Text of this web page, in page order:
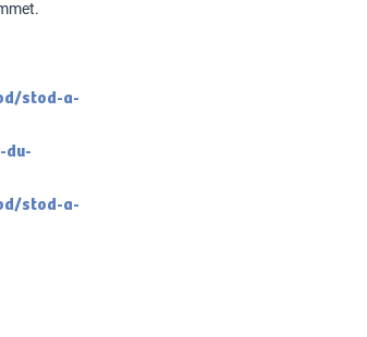
stod-a-
du-
stod-a-